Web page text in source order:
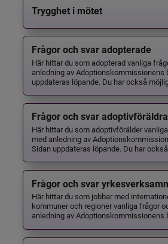
Trygghet i mötet
Frågor och svar adopterade
Här hittar du som adopterad vanliga
anledning av Adoptionskommissionens
uppdateras löpande. Du har också
Frågor och svar
Här hittar du som adoptivförälder
med anledning av
Sidan uppdateras löpande. Du har också
Frågor och svar
Här hittar du som jobbar med
kommuner och regioner vanliga frågor
anledning av Adoptionskommissionens